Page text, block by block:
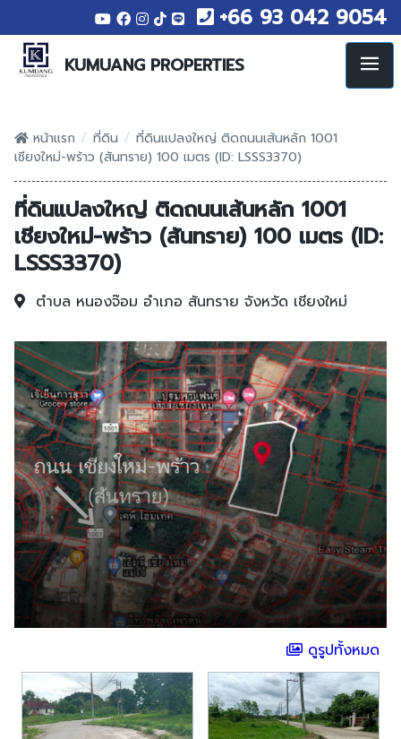
+66 93 042 9054
KUMUANG PROPERTIES
หน้าแรก / ที่ดิน / ที่ดินแปลงใหญ่ ติดถนนเส้นหลัก 1001
เชียงใหม่-พร้าว (สันทราย) 100 เมตร (ID: LSSS3370)
ที่ดินแปลงใหญ่ ติดถนนเส้นหลัก 1001
เชียงใหม่-พร้าว (สันทราย) 100 เมตร (ID:
LSSS3370)
ตำบล หนองจ๊อม อำเภอ สันทราย จังหวัด เชียงใหม่
ดูรูปทั้งหมด